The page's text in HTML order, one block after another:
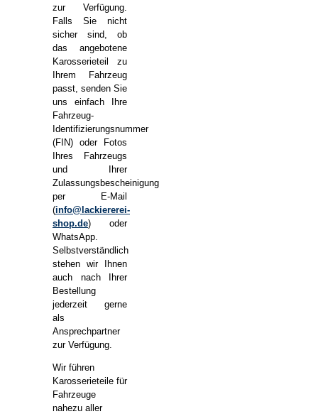
zur Verfügung.
Falls Sie nicht
sicher sind, ob
das angebotene
Karosserieteil zu
Ihrem Fahrzeug
passt, senden Sie
uns einfach Ihre
Fahrzeug-
Identifizierungsnummer
(FIN) oder Fotos
Ihres Fahrzeugs
und Ihrer
Zulassungsbescheinigung
per E-Mail
(info@lackiererei-
shop.de) oder
WhatsApp.
Selbstverständlich
stehen wir Ihnen
auch nach Ihrer
Bestellung
jederzeit gerne
als
Ansprechpartner
zur Verfügung.
Wir führen
Karosserieteile für
Fahrzeuge
nahezu aller